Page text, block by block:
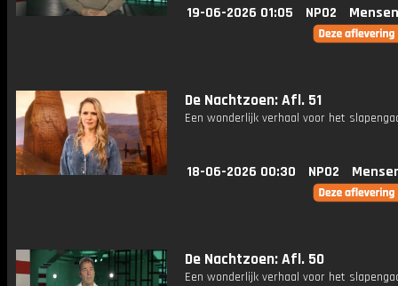
19-06-2026 01:05 NPO2
De Nachtzoen: Afl. 51
Een wonderlijk verhaal voor het
18-06-2026 00:30 NPO2
De Nachtzoen: Afl. 50
Een wonderlijk verhaal voor het